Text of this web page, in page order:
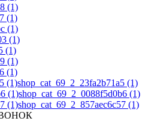
shop_cat_69_2_23fa2b71a5 (1)
shop_cat_69_2_0088f5d0b6 (1)
shop_cat_69_2_857aec6c57 (1)